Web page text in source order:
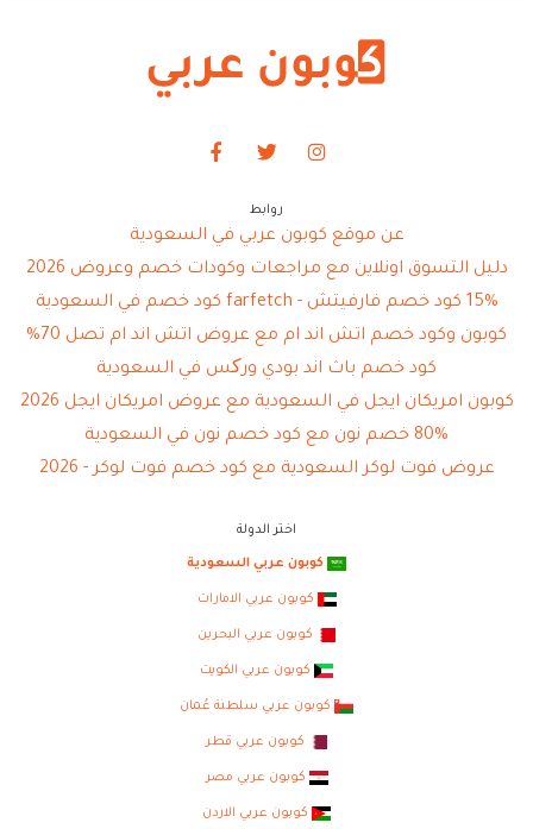
روابط
عن موقع كوبون عربي في السعودية
دليل التسوق اونلاين مع مراجعات وكودات خصم وعروض 2026
15% كود خصم فارفيتش - farfetch كود خصم في السعودية
كوبون وكود خصم اتش اند ام مع عروض اتش اند ام تصل 70%
كود خصم باث اند بودي ورکس في السعودية
كوبون امريكان ايجل في السعودية مع عروض امريكان ايجل 2026
80% خصم نون مع كود خصم نون في السعودية
عروض فوت لوكر السعودية مع كود خصم فوت لوكر - 2026
اختر الدولة
كوبون عربي السعودية
كوبون عربي الامارات
كوبون عربي البحرين
كوبون عربي الكويت
كوبون عربي سلطنة عُمان
كوبون عربي قطر
كوبون عربي مصر
كوبون عربي الاردن